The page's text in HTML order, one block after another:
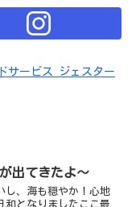
サービス ジェスター
出てきたよ～
し、海も穏やか！心地
和となりましたここ最